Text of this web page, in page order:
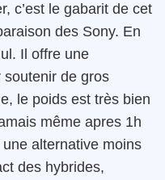
c’est le gabarit de cet
des Sony. En
Il offre une
de gros
le poids est très bien
même apres 1h
alternative moins
des hybrides,